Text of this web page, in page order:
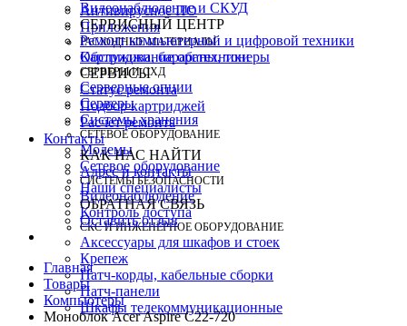
Антивирусное ПО
Приложения
РАСХОДНЫЕ МАТЕРИАЛЫ
Картриджи, барабаны, тонеры
СЕРВЕРЫ И СХД
Серверные опции
Серверы
Системы хранения
СЕТЕВОЕ ОБОРУДОВАНИЕ
Модемы
Сетевое оборудование
СИСТЕМЫ БЕЗОПАСНОСТИ
Видеонаблюдение
Контроль доступа
СКС И ИНЖЕНЕРНОЕ ОБОРУДОВАНИЕ
Аксессуары для шкафов и стоек
Крепеж
Патч-корды, кабельные сборки
Патч-панели
Шкафы телекоммуникационные
Видеонаблюдение и СКУД
СЕРВИСНЫЙ ЦЕНТР
Ремонт компьютерной и цифровой техники
Обслуживание оргтехники
СЕРВИСЫ
Статус ремонта
Подбор картриджей
Расчет ремонта
Контакты
КАК НАС НАЙТИ
Адрес и контакты
Наши специалисты
ОБРАТНАЯ СВЯЗЬ
Оставить отзыв
Главная
Товары
Компьютеры
Моноблок Acer Aspire C22-720